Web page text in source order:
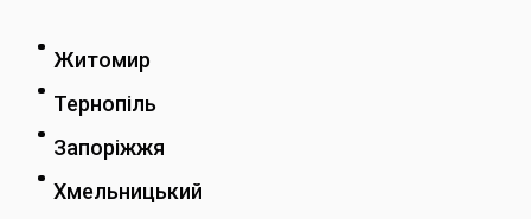
Житомир
Тернопіль
Запоріжжя
Хмельницький